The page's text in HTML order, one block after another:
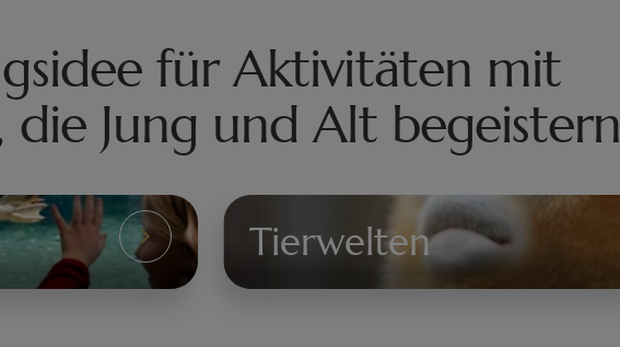
für Aktivitäten mit
die Jung und Alt begeistern
Tierwelten
Tierwelten